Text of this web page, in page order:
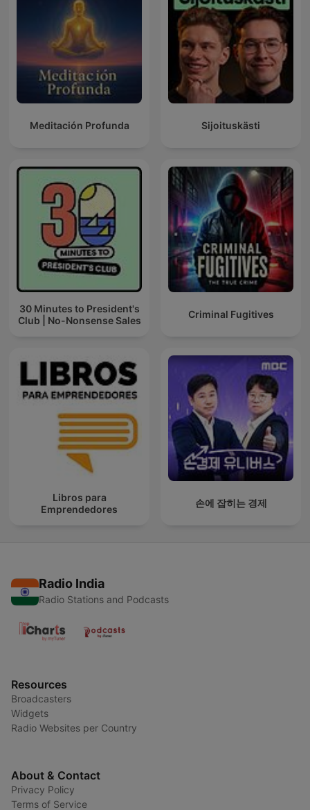
Meditación Profunda Sijoituskästi
30 Minutes to President's
Club | No-Nonsense Sales
Criminal Fugitives
Libros para
Emprendedores
손에 잡히는 경제
Radio India
Radio Stations and Podcasts
Resources
Broadcasters
Widgets
Radio Websites per Country
About & Contact
Privacy Policy
Terms of Service